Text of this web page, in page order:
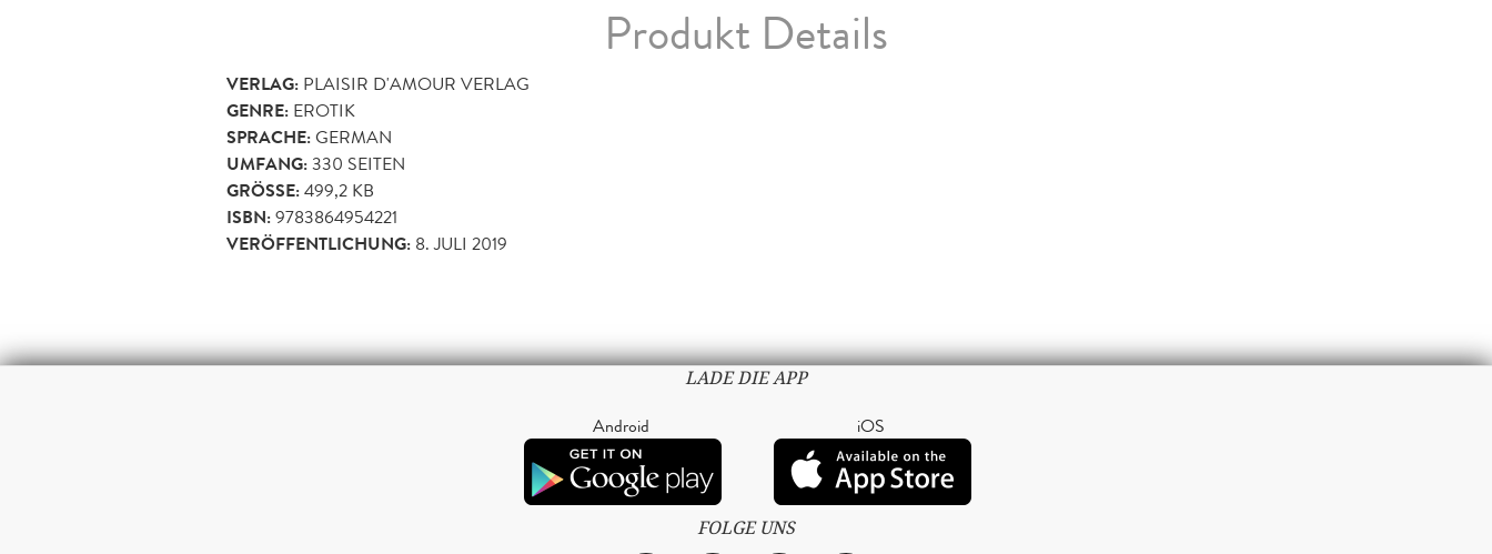
Produkt Details
VERLAG: PLAISIR D'AMOUR VERLAG
GENRE: EROTIK
SPRACHE:GERMAN
UMFANG:330 SEITEN
GRÖSSE: 499,2 KB
ISBN:9783864954221
VERÖFFENTLICHUNG: 8. JULI 2019
LADE DIE APP
Android iOS
FOLGE UNS